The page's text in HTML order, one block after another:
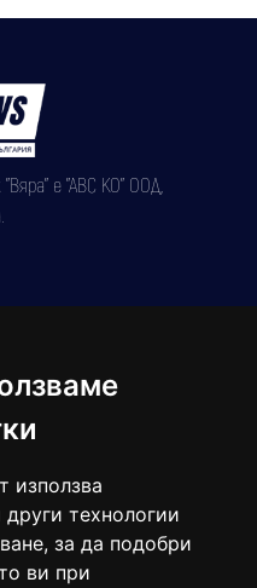
използва
технологии
за да подобри
ви при
е "АВС КО" ООД,